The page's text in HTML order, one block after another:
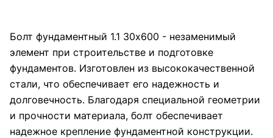
Болт фундаментный 1.1 30х600 - незаменимый
элемент при строительстве и подготовке
фундаментов. Изготовлен из высококачественной
стали, что обеспечивает его надежность и
долговечность. Благодаря специальной геометрии
и прочности материала, болт обеспечивает
надежное крепление фундаментной конструкции.